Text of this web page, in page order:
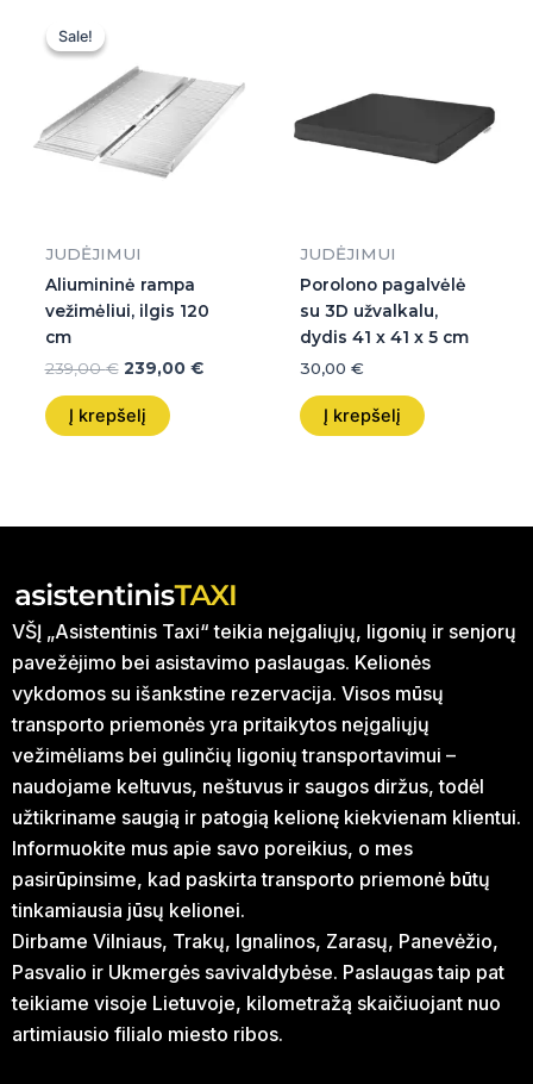
Sale!
Sale!
JUDĖJIMUI
Aliumininė rampa
vežimėliui, ilgis 120
cm
239,00€
239,00 €.
239,00 €
Į krepšelį
JUDĖJIMUI
Porolono pagalvėlė
su 3D užvalkalu,
dydis 41 x 41 x 5 cm
30,00 €
Į krepšelį
VŠĮ „Asistentinis Taxi“ teikia neįgaliųjų, ligonių ir senjorų
pavežėjimo bei asistavimo paslaugas. Kelionės
vykdomos su išankstine rezervacija. Visos mūsų
transporto priemonės yra pritaikytos neįgaliųjų
vežimėliams bei gulinčių ligonių transportavimui –
naudojame keltuvus, neštuvus ir saugos diržus, todėl
užtikriname saugią ir patogią kelionę kiekvienam klientui.
Informuokite mus apie savo poreikius, o mes
pasirūpinsime, kad paskirta transporto priemonė būtų
tinkamiausia jūsų kelionei.
Dirbame Vilniaus, Trakų, Ignalinos, Zarasų, Panevėžio,
Pasvalio ir Ukmergės savivaldybėse. Paslaugas taip pat
teikiame visoje Lietuvoje, kilometražą skaičiuojant nuo
artimiausio filialo miesto ribos.